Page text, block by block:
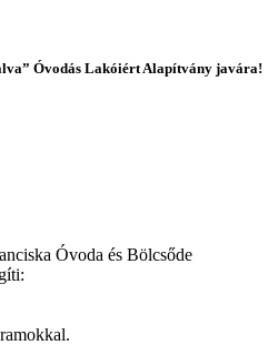
Óvodás Lakóiért Alapítvány javára!
Óvoda és Bölcsőde